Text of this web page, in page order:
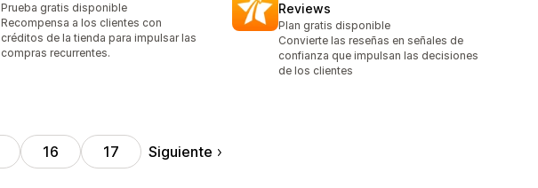
Prueba gratis disponible
Recompensa a los clientes con
créditos de la tienda para impulsar las
compras recurrentes.
Reviews
Plan gratis disponible
Convierte las reseñas en señales de
confianza que impulsan las decisiones
de los clientes
16 17 Siguiente